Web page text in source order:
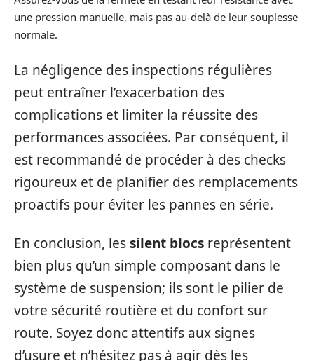
une pression manuelle, mais pas au-delà de leur souplesse
normale.
La négligence des inspections régulières
peut entraîner l’exacerbation des
complications et limiter la réussite des
performances associées. Par conséquent, il
est recommandé de procéder à des checks
rigoureux et de planifier des remplacements
proactifs pour éviter les pannes en série.
En conclusion, lessilent blocs représentent
bien plus qu’un simple composant dans le
système de suspension; ils sont le pilier de
votre sécurité routière et du confort sur
route. Soyez donc attentifs aux signes
d’usure et n’hésitez pas à agir dès les